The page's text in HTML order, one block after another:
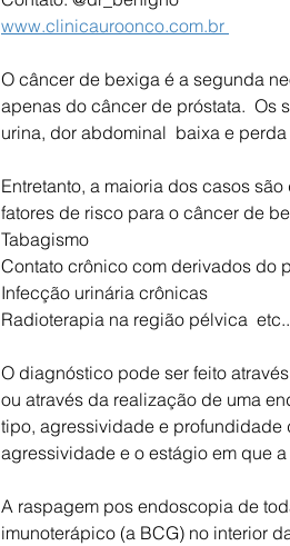
www.clinicauroonco.com.br
O câncer de bexiga é a segunda
apenas do câncer de próstata.  Os
urina, dor abdominal  baixa e
Entretanto, a maioria dos casos
fatores de risco para o câncer de
Tabagismo
Contato crônico com derivados do
Infecção urinária crônicas
Radioterapia na região pélvica
O diagnóstico pode ser feito
ou através da realização de uma
tipo, agressividade e profundidade
agressividade e o estágio em que
A raspagem pos endoscopia de
imunoterápico (a BCG) no interior